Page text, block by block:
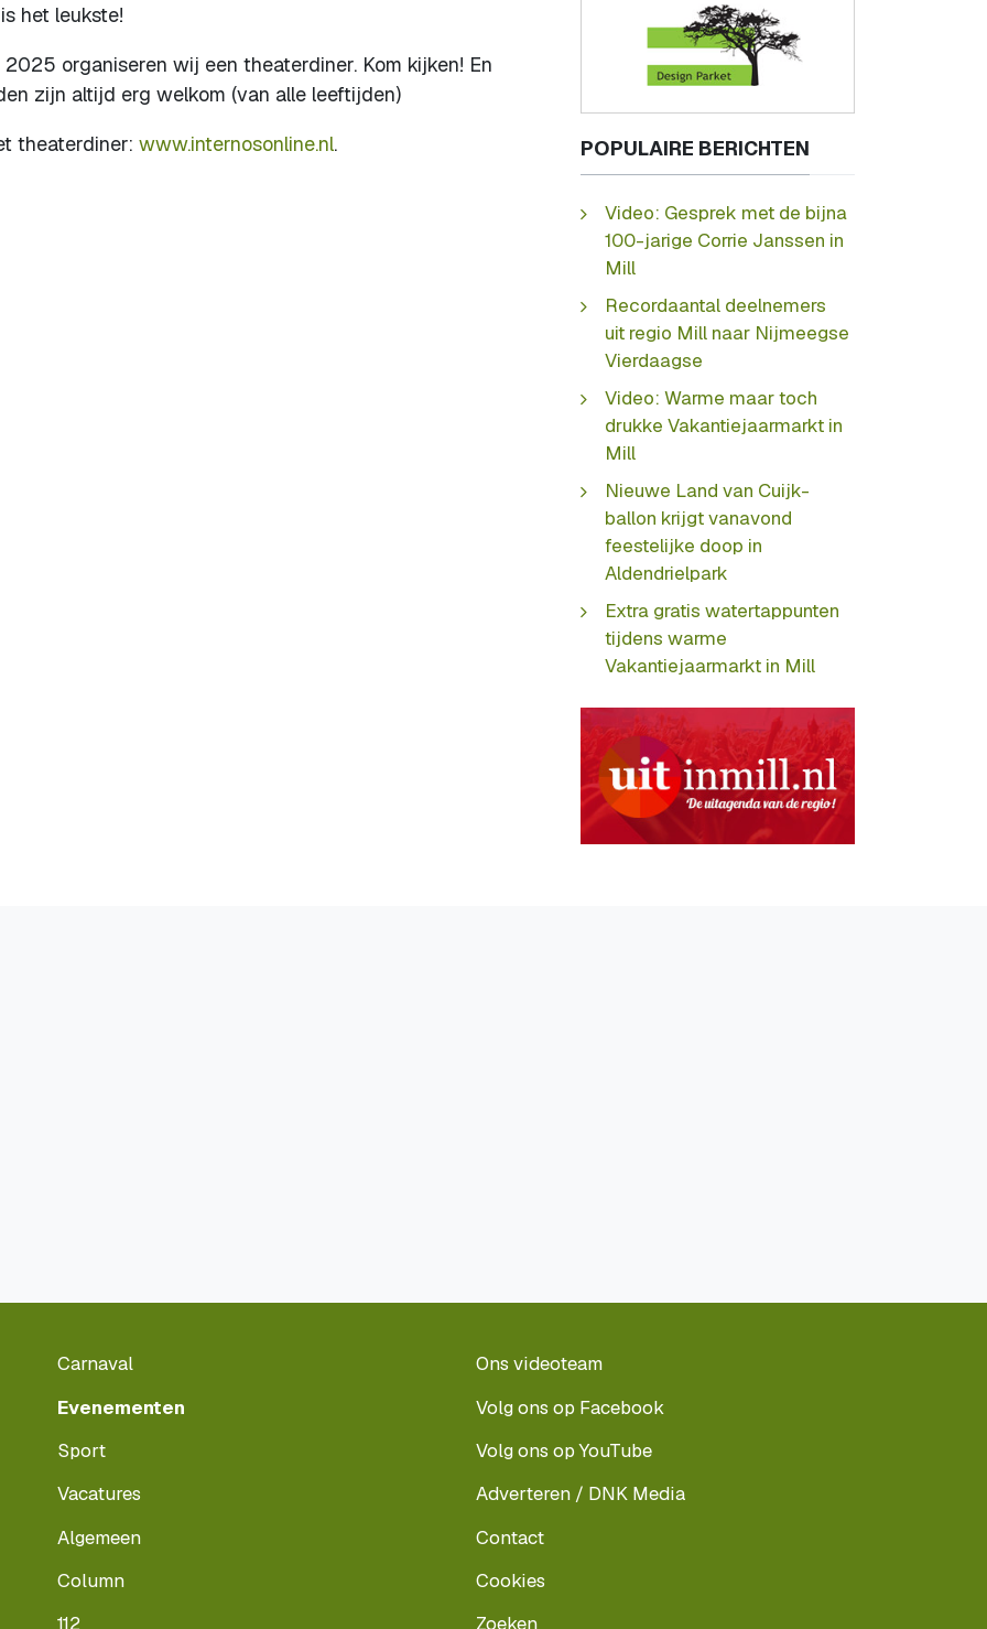
het leukste!
organiseren wij een theaterdiner. Kom kijken! En
zijn altijd erg welkom (van alle leeftijden)
theaterdiner: www.internosonline.nl. POPULAIRE BERICHTEN
Video: Gesprek met de bijna
100-jarige Corrie Janssen in
Mill
Recordaantal deelnemers
uit regio Mill naar Nijmeegse
Vierdaagse
Video: Warme maar toch
drukke Vakantiejaarmarkt in
Mill
Nieuwe Land van Cuijk-
ballon krijgt vanavond
feestelijke doop in
Aldendrielpark
Extra gratis watertappunten
tijdens warme
Vakantiejaarmarkt in Mill
Carnaval
Evenementen
Sport
Vacatures
Algemeen
Column
112
Ons videoteam
Volg ons op Facebook
Volg ons op YouTube
Adverteren / DNK Media
Contact
Cookies
Zoeken